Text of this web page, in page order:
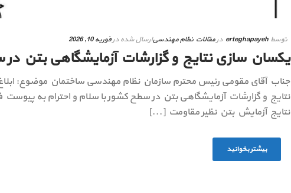
توسط erteghapayeh درمقالات نظام مهندسیارسال شده درفوریه 10, 2026
یکسان سازی نتایج و گزارشات آزمایشگاهی بتن
جناب آقاى مقومی رئيس محترم سازمان نظام مهندسی ساختمان موضوع:
نتايج و گزارشات آزمايشگاهی بتن در سطح كشور با سلام و احترام به پيوست
نتايج آزمايش بتن نظير مقاومت [...]
بیشتر بخوانید